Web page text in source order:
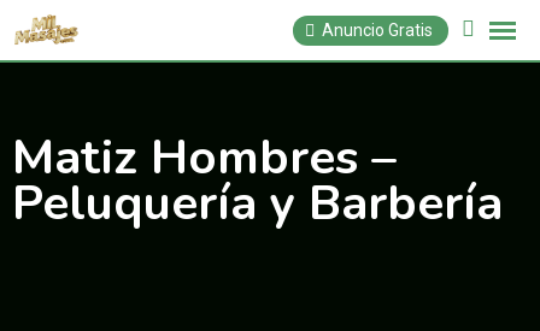
Saltar
Anuncio Gratis
Matiz Hombres –
Peluquería y Barbería